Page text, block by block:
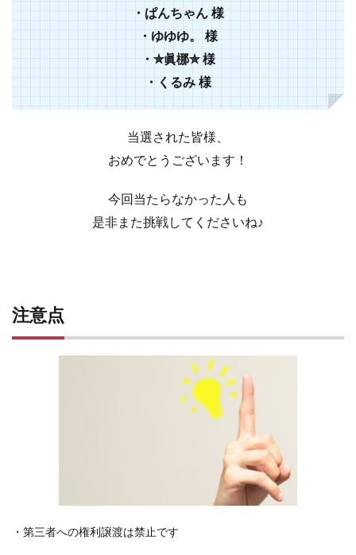
・ぱんちゃん 様
・ゆゆゆ。 様
・✮眞梛✮ 様
・くるみ 様
当選された皆様、
おめでとうございます！
今回当たらなかった人も
是非また挑戦してくださいね♪
注意点
・ 第三者への権利譲渡は禁止です